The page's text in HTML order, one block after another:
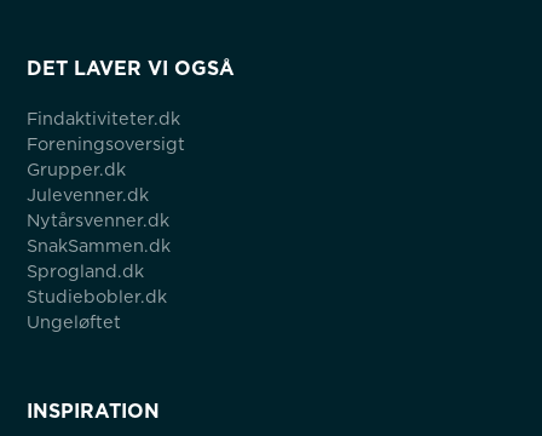
DET LAVER VI OGSÅ
Findaktiviteter.dk
Foreningsoversigt
Grupper.dk
Julevenner.dk
Nytårsvenner.dk
SnakSammen.dk
Sprogland.dk
Studiebobler.dk
Ungeløftet
INSPIRATION